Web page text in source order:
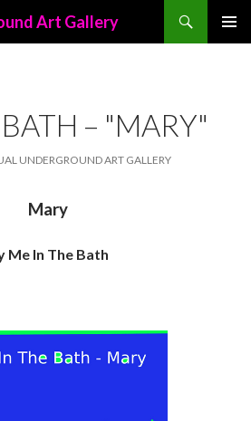
Art Gallery
– "MARY"
UNDERGROUND ART GALLERY
Mary
Me In The Bath